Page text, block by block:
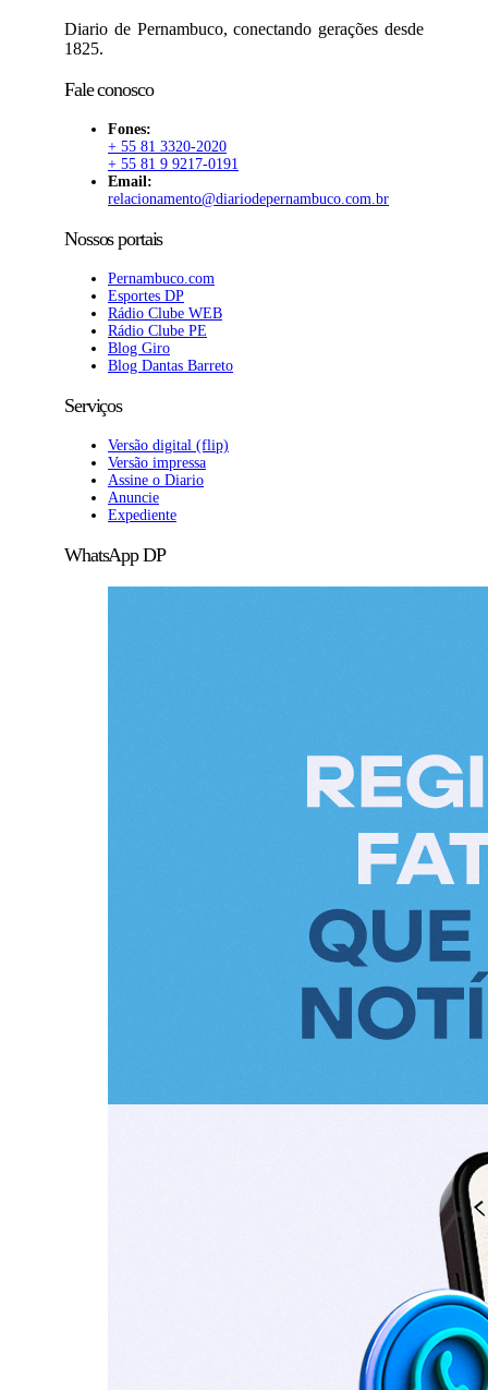
Diario de Pernambuco, conectando gerações desde
1825.
Fale conosco
Fones:
+ 55 81 3320-2020
+ 55 81 9 9217-0191
Email:
relacionamento@diariodepernambuco.com.br
Nossos portais
Pernambuco.com
Esportes DP
Rádio Clube WEB
Rádio Clube PE
Blog Giro
Blog Dantas Barreto
Serviços
Versão digital (flip)
Versão impressa
Assine o Diario
Anuncie
Expediente
WhatsApp DP